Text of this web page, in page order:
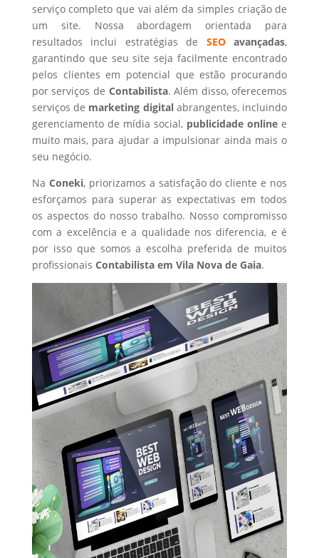
serviço completo que vai além da simples criação de
um site. Nossa abordagem orientada para
resultados inclui estratégias de SEOavançadas,
garantindo que seu site seja facilmente encontrado
pelos clientes em potencial que estão procurando
por serviços de Contabilista. Além disso, oferecemos
serviços de marketing digital abrangentes, incluindo
gerenciamento de mídia social, publicidade online e
muito mais, para ajudar a impulsionar ainda mais o
seu negócio.
Na Coneki, priorizamos a satisfação do cliente e nos
esforçamos para superar as expectativas em todos
os aspectos do nosso trabalho. Nosso compromisso
com a excelência e a qualidade nos diferencia, e é
por isso que somos a escolha preferida de muitos
profissionais Contabilistaem Vila Nova de Gaia.